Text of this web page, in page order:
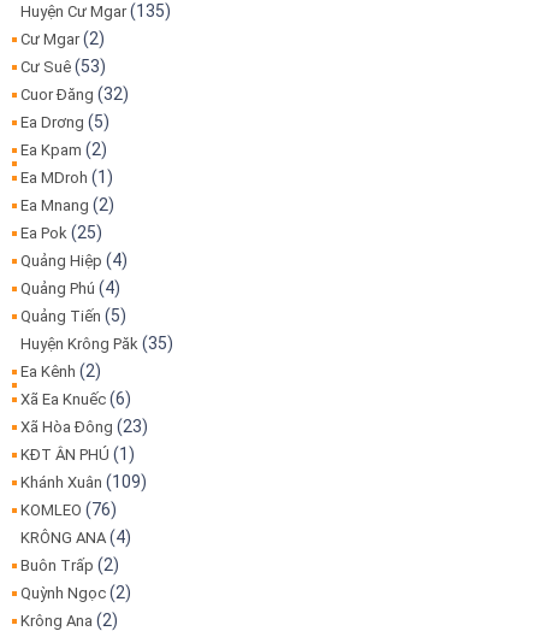
Huyện Cư Mgar(135)
Cư Mgar(2)
Cư Suê (53)
Cuor Đăng (32)
Ea Drơng (5)
Ea Kpam (2)
Ea MDroh (1)
Ea Mnang (2)
Ea Pok (25)
Quảng Hiệp (4)
Quảng Phú (4)
Quảng Tiến (5)
Huyện Krông Păk (35)
Ea Kênh (2)
Xã Ea Knuếc (6)
Xã Hòa Đông (23)
KĐT ÂN PHÚ (1)
Khánh Xuân (109)
KOMLEO (76)
KRÔNG ANA (4)
Buôn Trấp (2)
Quỳnh Ngọc (2)
Krông Ana (2)